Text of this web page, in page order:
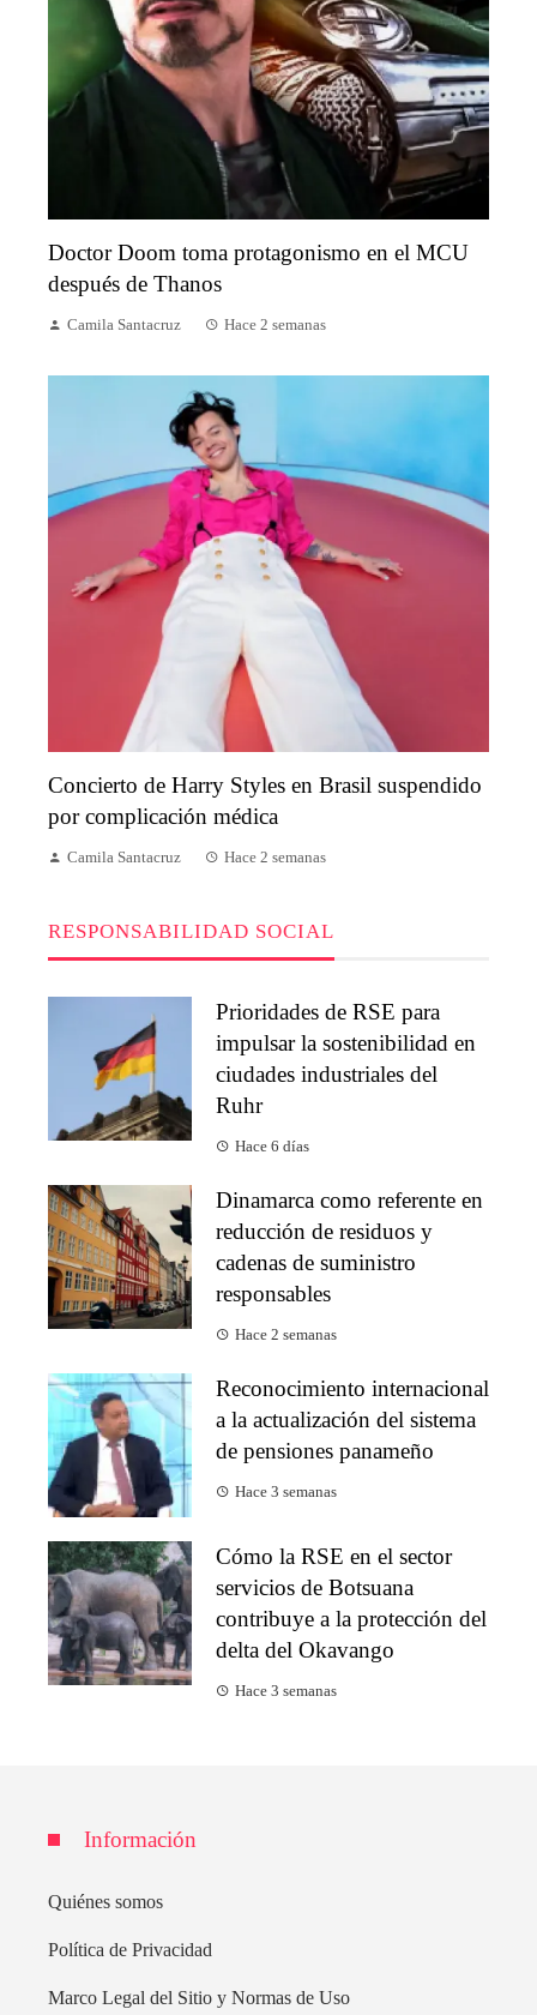
Doctor Doom toma protagonismo en el MCU
después de Thanos
Camila Santacruz Hace 2 semanas
Concierto de Harry Styles en Brasil suspendido
por complicación médica
Camila Santacruz Hace 2 semanas
RESPONSABILIDAD SOCIAL
Prioridades de RSE para
impulsar la sostenibilidad en
ciudades industriales del
Ruhr
Hace 6 días
Dinamarca como referente en
reducción de residuos y
cadenas de suministro
responsables
Hace 2 semanas
Reconocimiento internacional
a la actualización del sistema
de pensiones panameño
Hace 3 semanas
Cómo la RSE en el sector
servicios de Botsuana
contribuye a la protección del
delta del Okavango
Hace 3 semanas
Información
Quiénes somos
Política de Privacidad
Marco Legal del Sitio y Normas de Uso